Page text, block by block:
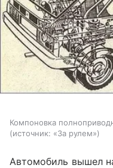
Компоновка
источник: «За рулем»
Автомобиль вышел